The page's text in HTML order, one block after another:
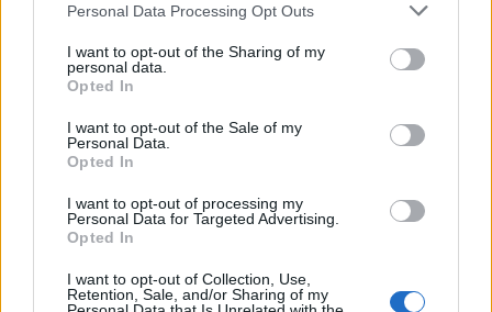
Personal Data Processing Opt Outs
I want to opt-out of the Sharing of my
personal data.
Opted In
I want to opt-out of the Sale of my
Personal Data.
Opted In
I want to opt-out of processing my
Personal Data for Targeted Advertising.
Opted In
I want to opt-out of Collection, Use,
Retention, Sale, and/or Sharing of my
Σαν σήμερα πέθανε μετά από ατύχημα, ο
μεγάλος δάσκαλος του θεάτρου σκιών
Ευγένιος Σπαθάρης
09/05/2026 08:30